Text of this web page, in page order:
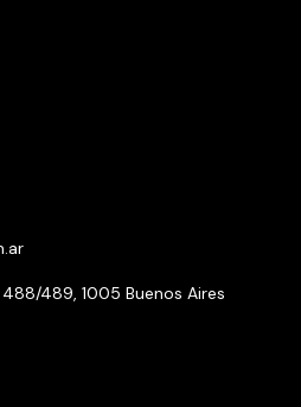
489, 1005 Buenos Aires